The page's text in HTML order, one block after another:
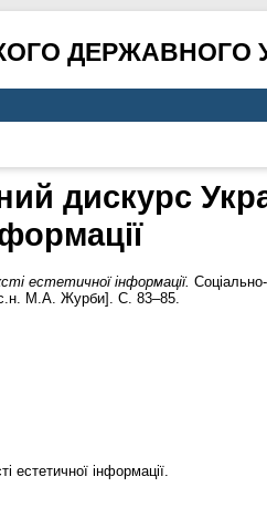
ДЕРЖАВНОГО
дискурс
естетичної інформації.
М.А. Журби]. С. 83–85.
естетичної інформації.